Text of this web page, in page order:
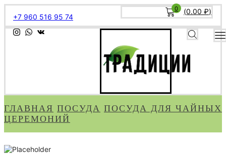
+7 960 516 95 74
0 (0.00 ₽)
ГЛАВНАЯ ПОСУДА ПОСУДА ДЛЯ ЧАЙНЫХ
ЦЕРЕМОНИЙ